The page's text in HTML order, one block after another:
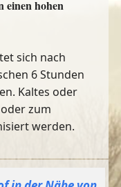
einen hohen
sich nach
6 Stunden
Kaltes oder
zum
werden.